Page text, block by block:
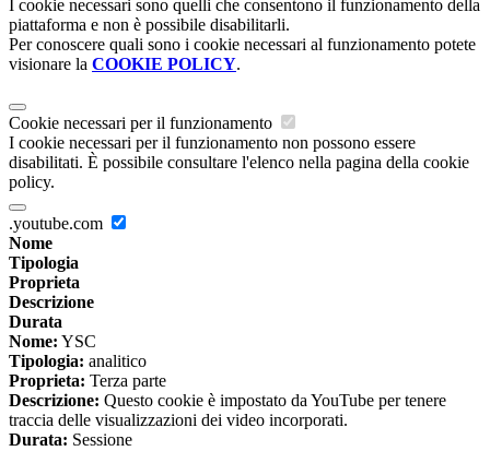
I cookie necessari sono quelli che consentono il funzionamento della
piattaforma e non è possibile disabilitarli.
Per conoscere quali sono i cookie necessari al funzionamento potete
visionare la COOKIE POLICY.
Cookie necessari per il funzionamento
I cookie necessari per il funzionamento non possono essere
disabilitati. È possibile consultare l'elenco nella pagina della cookie
policy.
.youtube.com
Nome
Tipologia
Proprieta
Descrizione
Durata
Nome: YSC
Tipologia: analitico
Proprieta: Terza parte
Descrizione: Questo cookie è impostato da YouTube per tenere
traccia delle visualizzazioni dei video incorporati.
Durata: Sessione